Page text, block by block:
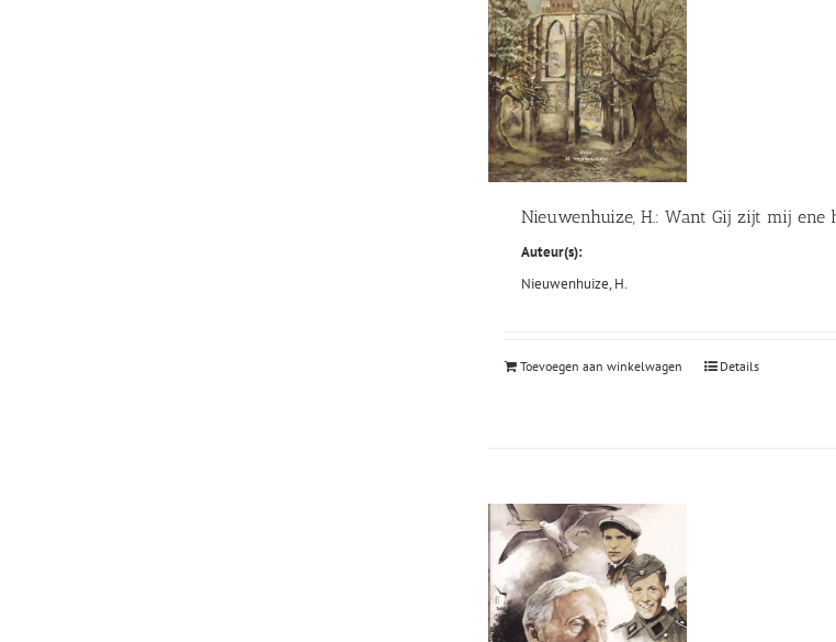
Nieuwenhuize, H.: Want Gij zijt mij ene
Auteur(s):
Nieuwenhuize, H.
Toevoegen aan winkelwagen Details